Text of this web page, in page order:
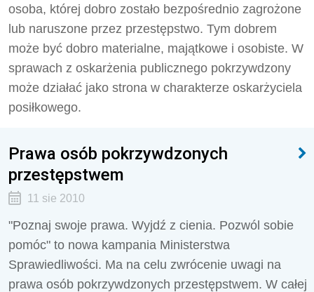
osoba, której dobro zostało bezpośrednio zagrożone
lub naruszone przez przestępstwo. Tym dobrem
może być dobro materialne, majątkowe i osobiste. W
sprawach z oskarżenia publicznego pokrzywdzony
może działać jako strona w charakterze oskarżyciela
posiłkowego.
Prawa osób pokrzywdzonych
przestępstwem
11 sie 2010
"Poznaj swoje prawa. Wyjdź z cienia. Pozwól sobie
pomóc" to nowa kampania Ministerstwa
Sprawiedliwości. Ma na celu zwrócenie uwagi na
prawa osób pokrzywdzonych przestępstwem. W całej